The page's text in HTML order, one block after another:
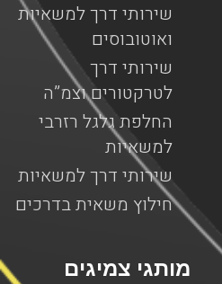
שירותי דרך למשאיות
ואוטובוסים
שירותי דרך
לטרקטורים וצמ”ה
החלפת גלגל רזרבי
למשאיות
שירותי דרך למשאיות
חילוץ משאית בדרכים
מותגי צמיגים